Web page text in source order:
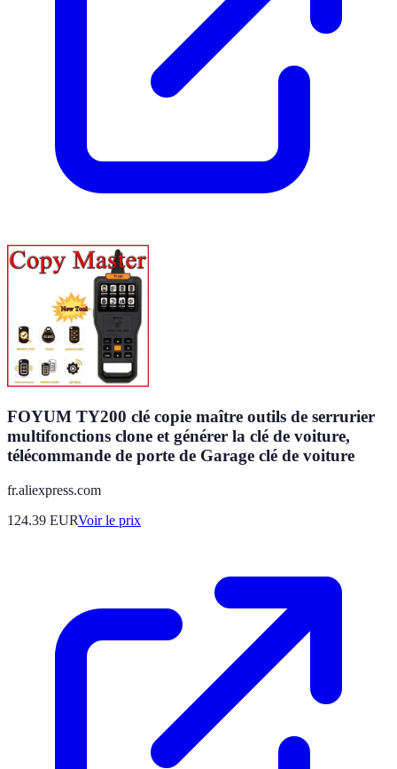
FOYUM TY200 clé copie maître outils de serrurier
multifonctions clone et générer la clé de voiture,
télécommande de porte de Garage clé de voiture
fr.aliexpress.com
124.39 EURVoir le prix